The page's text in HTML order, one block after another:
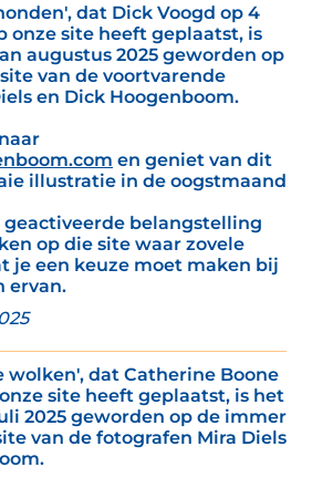
dat Dick Voogd op 4
onze site heeft geplaatst, is
augustus 2025 geworden op
van de voortvarende
en Dick Hoogenboom.
en geniet van dit
illustratie in de oogstmaand
geactiveerde belangstelling
op die site waar zovele
je een keuze moet maken bij
ervan.
wolken', dat Catherine Boone
site heeft geplaatst, is het
2025 geworden op de immer
van de fotografen Mira Diels